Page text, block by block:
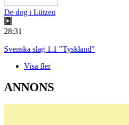
De dog i Lützen
28:31
Svenska slag 1.1 "Tyskland"
Visa fler
ANNONS